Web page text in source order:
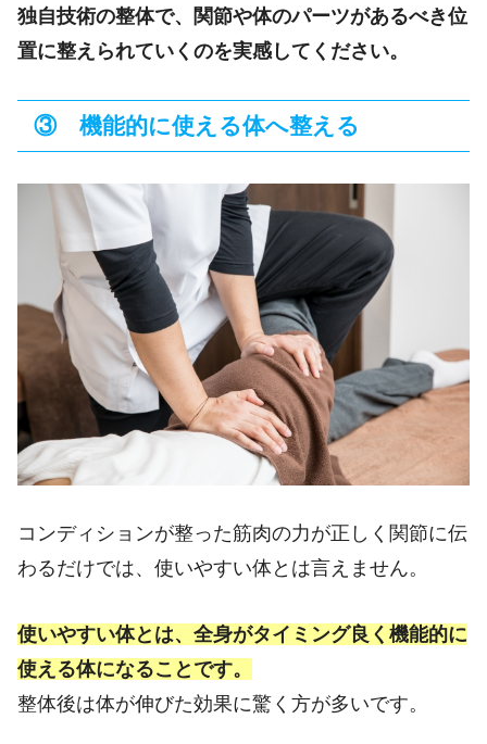
独自技術の整体で、関節や体のパーツがあるべき位
置に整えられていくのを実感してください。
③ 機能的に使える体へ整える
コンディションが整った筋肉の力が正しく関節に伝
わるだけでは、使いやすい体とは言えません。
使いやすい体とは、全身がタイミング良く機能的に
使える体になることです。
整体後は体が伸びた効果に驚く方が多いです。